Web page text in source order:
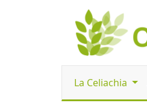
La Celiachia